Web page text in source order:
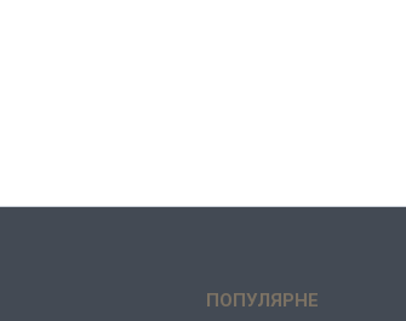
ПОПУЛЯРНЕ